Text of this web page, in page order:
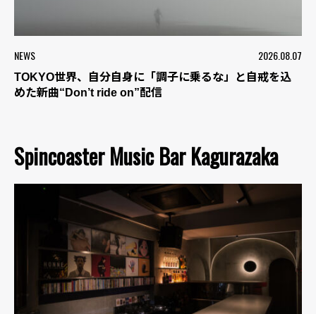
NEWS 2026.08.07
TOKYO世界、自分自身に「調子に乗るな」と自戒を込
めた新曲“Don’t ride on”配信
Spincoaster Music Bar Kagurazaka